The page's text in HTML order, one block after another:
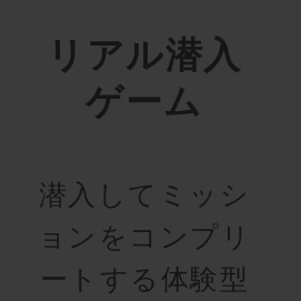
リアル潜入
ゲーム
潜入してミッシ
ョンをコンプリ
ートする体験型